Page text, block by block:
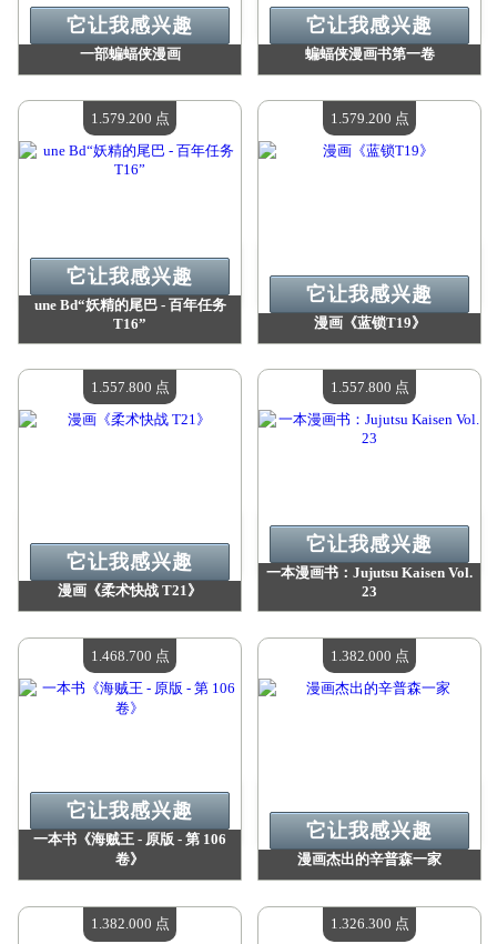
一部蝙蝠侠漫画
现有数量：4
它让我感兴趣
蝙蝠侠漫画书第一卷
现有数量：4
它让我感兴趣
une Bd“妖精的尾巴 - 百年任务
T16”
现有数量：4
它让我感兴趣
1.579.200 点
漫画《蓝锁T19》
现有数量：4
它让我感兴趣
1.579.200 点
漫画《柔术快战 T21》
现有数量：4
它让我感兴趣
1.557.800 点
一本漫画书：Jujutsu Kaisen Vol.
23
现有数量：4
它让我感兴趣
1.557.800 点
一本书《海贼王 - 原版 - 第 106
卷》
现有数量：4
它让我感兴趣
1.468.700 点
漫画杰出的辛普森一家
现有数量：4
它让我感兴趣
1.382.000 点
1.382.000 点 1.326.300 点